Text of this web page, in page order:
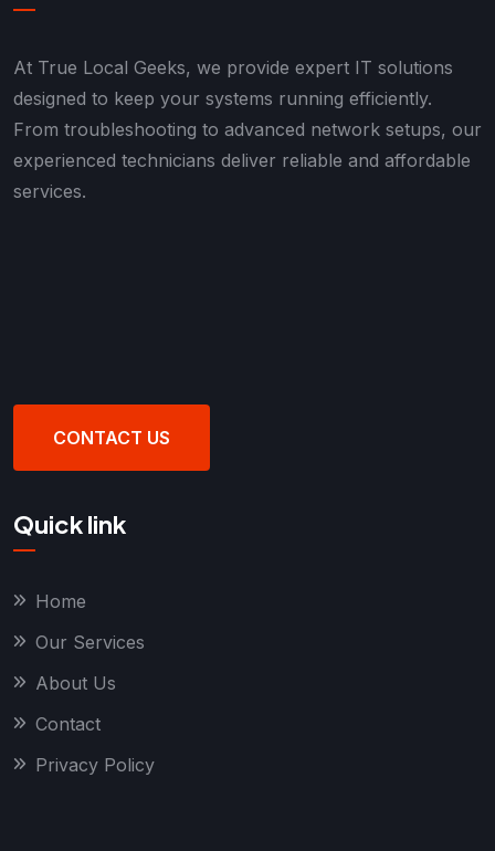
At True Local Geeks, we provide expert IT solutions
designed to keep your systems running efficiently.
From troubleshooting to advanced network setups, our
experienced technicians deliver reliable and affordable
services.
CONTACT US
Quick link
Home
Our Services
About Us
Contact
Privacy Policy